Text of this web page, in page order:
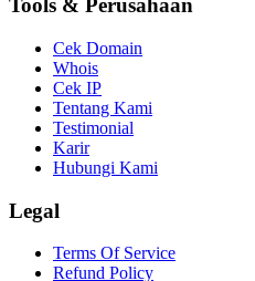
Tools & Perusahaan
Cek Domain
Whois
Cek IP
Tentang Kami
Testimonial
Karir
Hubungi Kami
Legal
Terms Of Service
Refund Policy